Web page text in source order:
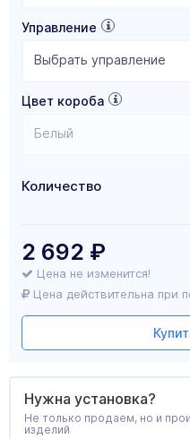
Управление
Выбрать управление
Цвет короба
Белый
Количество
2 692 ₽
Цена не изменится!
Цена действительна при
Нужна установка?
Не только продаем, но и
изделий